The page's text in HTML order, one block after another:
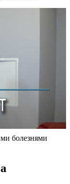
болезнями